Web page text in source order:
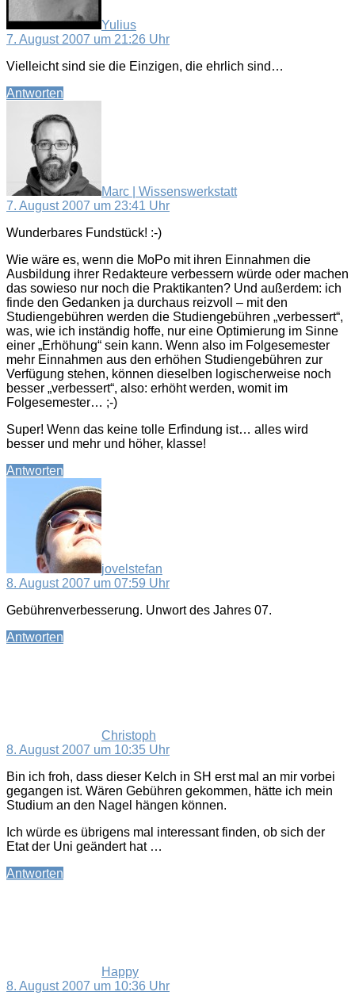
Yulius
7. August 2007 um 21:26 Uhr
Vielleicht sind sie die Einzigen, die ehrlich sind…
Antworten
Marc | Wissenswerkstatt
7. August 2007 um 23:41 Uhr
Wunderbares Fundstück! :-)
Wie wäre es, wenn die MoPo mit ihren Einnahmen die
Ausbildung ihrer Redakteure verbessern würde oder machen
das sowieso nur noch die Praktikanten? Und außerdem: ich
finde den Gedanken ja durchaus reizvoll – mit den
Studiengebühren werden die Studiengebühren „verbessert“,
was, wie ich inständig hoffe, nur eine Optimierung im Sinne
einer „Erhöhung“ sein kann. Wenn also im Folgesemester
mehr Einnahmen aus den erhöhen Studiengebühren zur
Verfügung stehen, können dieselben logischerweise noch
besser „verbessert“, also: erhöht werden, womit im
Folgesemester… ;-)
Super! Wenn das keine tolle Erfindung ist… alles wird
besser und mehr und höher, klasse!
Antworten
jovelstefan
8. August 2007 um 07:59 Uhr
Gebührenverbesserung. Unwort des Jahres 07.
Antworten
Christoph
8. August 2007 um 10:35 Uhr
Bin ich froh, dass dieser Kelch in SH erst mal an mir vorbei
gegangen ist. Wären Gebühren gekommen, hätte ich mein
Studium an den Nagel hängen können.
Ich würde es übrigens mal interessant finden, ob sich der
Etat der Uni geändert hat …
Antworten
Happy
8. August 2007 um 10:36 Uhr